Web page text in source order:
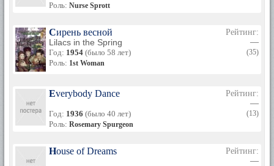
Роль: Nurse Sprott
Сирень весной
Lilacs in the Spring
Год: 1954 (было 58 лет)
Роль: 1st Woman
Рейтинг:
—
(35)
Everybody Dance
Год: 1936 (было 40 лет)
Роль: Rosemary Spurgeon
Рейтинг:
—
(13)
House of Dreams
Рейтинг:
—